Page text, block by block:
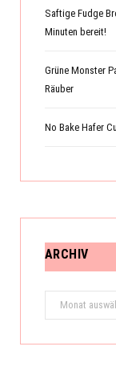
Saftige Fudge
Minuten bereit!
Grüne Monster
Räuber
No Bake Hafer
ARCHIV
Archiv